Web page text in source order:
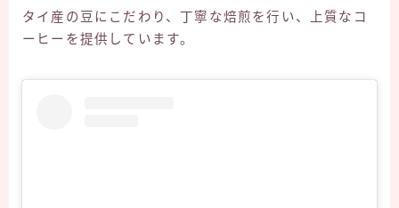
タイ産の豆にこだわり、丁寧な焙煎を行い、上質なコ
ーヒーを提供しています。